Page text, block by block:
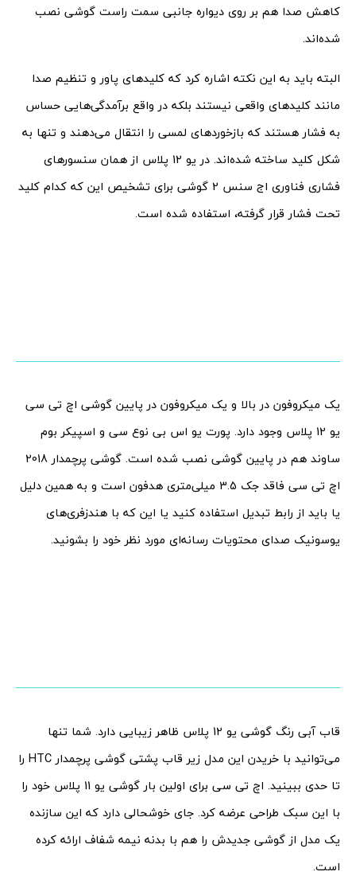
کاهش صدا هم بر روی دیواره جانبی سمت راست گوشی نصب
شده‌اند.
البته باید به این نکته اشاره کرد که کلیدهای پاور و تنظیم صدا
مانند کلیدهای واقعی نیستند بلکه در واقع برآمدگی‌هایی حساس
به فشار هستند که بازخوردهای لمسی را انتقال می‌دهند و تنها به
شکل کلید ساخته شده‌اند. در یو 12 پلاس از همان سنسورهای
فشاری فناوری اج سنس 2 گوشی برای تشخیص این که کدام کلید
تحت فشار قرار گرفته، استفاده شده است.
یک میکروفون در بالا و یک میکروفون در پایین گوشی اچ تی سی
یو 12 پلاس وجود دارد. پورت یو اس بی نوع سی و اسپیکر بوم
ساوند هم در پایین گوشی نصب شده است. گوشی پرچمدار 2018
اچ تی سی فاقد جک 3.5 میلی‌متری هدفون است و به همین دلیل
یا باید از رابط تبدیل استفاده کنید یا این که با هندزفری‌‌های
یوسونیک صدای محتویات رسانه‌ای مورد نظر خود را بشونید.
قاب آبی رنگ گوشی یو 12 پلاس ظاهر زیبایی دارد. شما تنها
می‌توانید با خریدن این مدل زیر قاب پشتی گوشی پرچمدار HTC را
تا حدی ببینید. اچ تی سی برای اولین بار گوشی یو 11 پلاس خود را
با این سبک طراحی عرضه کرد. جای خوشحالی دارد که این سازنده
یک مدل از گوشی جدیدش را هم با بدنه نیمه شفاف ارائه کرده
است.